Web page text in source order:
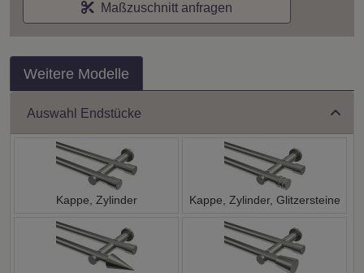
Maßzuschnitt anfragen
Weitere Modelle
Auswahl Endstücke
Kappe, Zylinder Kappe, Zylinder, Glitzersteine